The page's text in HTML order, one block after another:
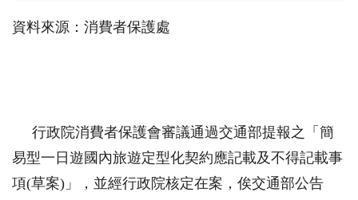
資料來源：消費者保護處
行政院消費者保護會審議通過交通部提報之「簡
易型一日遊國內旅遊定型化契約應記載及不得記載事
項(草案)」，並經行政院核定在案，俟交通部公告